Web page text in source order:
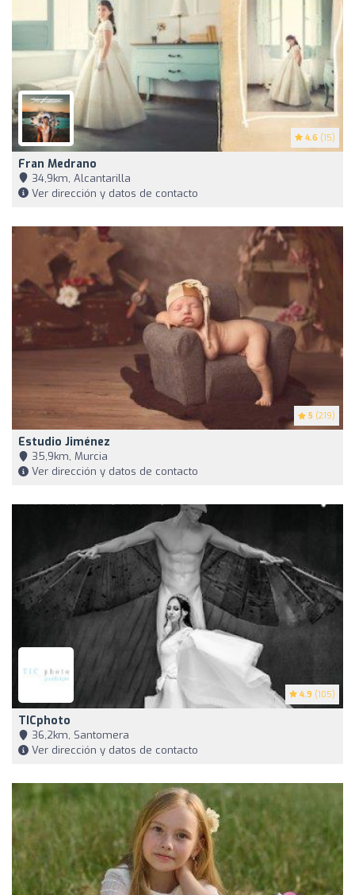
4.6 (15)
Fran Medrano
34,9km, Alcantarilla
Ver dirección y datos de contacto
5 (219)
Estudio Jiménez
35,9km, Murcia
Ver dirección y datos de contacto
4.9 (105)
TICphoto
36,2km, Santomera
Ver dirección y datos de contacto